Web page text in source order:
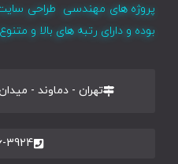
پروژه های مهندسی طراحی سایت
بوده و دارای رتبه های بالا و
تهران - دماوند -
3924